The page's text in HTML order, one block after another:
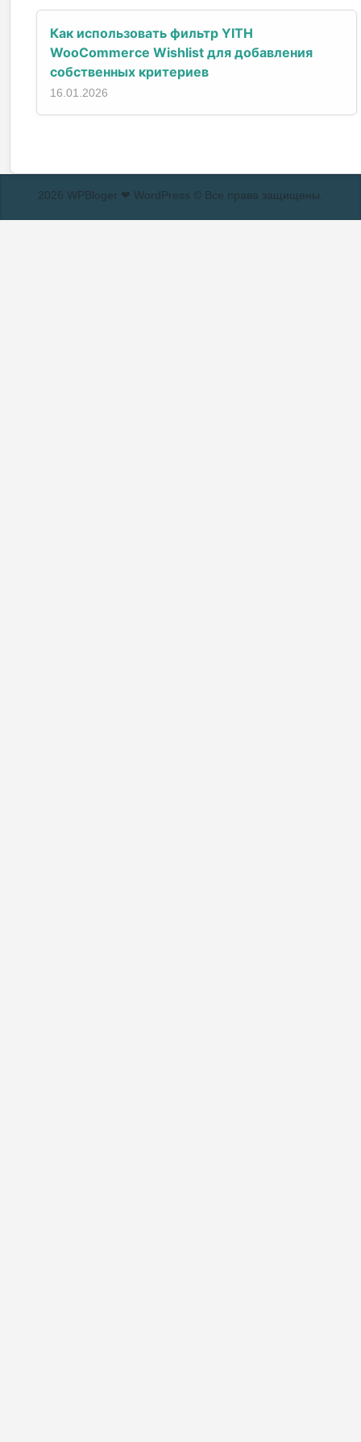
Как использовать фильтр YITH
WooCommerce Wishlist для добавления
собственных критериев
16.01.2026
2026 WPBloger ❤ WordPress © Все права защищены.